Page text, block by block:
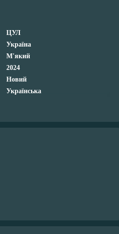
ЦУЛ
Україна
М'який
2024
Новий
Українська